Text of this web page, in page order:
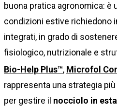
buona pratica agronomica: è
condizioni estive richiedono
integrati, in grado di
fisiologico, nutrizionale e
Bio-Help Plus™, Microfol
rappresenta una strategia
per gestire il nocciolo in